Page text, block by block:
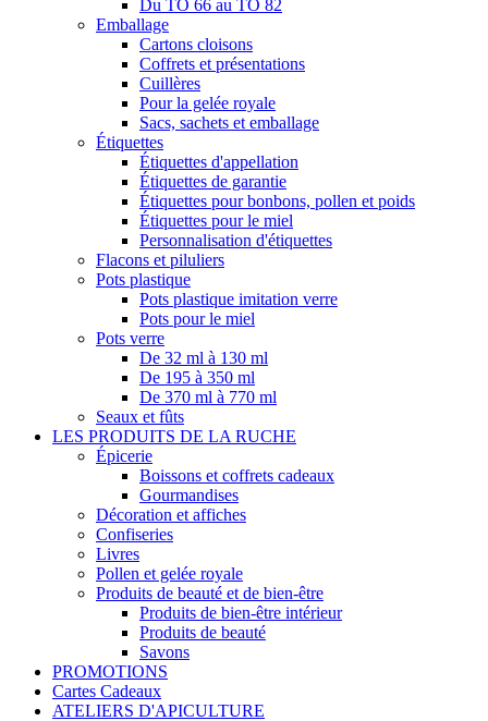
Du TO 66 au TO 82
Emballage
Cartons cloisons
Coffrets et présentations
Cuillères
Pour la gelée royale
Sacs, sachets et emballage
Étiquettes
Étiquettes d'appellation
Étiquettes de garantie
Étiquettes pour bonbons, pollen et poids
Étiquettes pour le miel
Personnalisation d'étiquettes
Flacons et piluliers
Pots plastique
Pots plastique imitation verre
Pots pour le miel
Pots verre
De 32 ml à 130 ml
De 195 à 350 ml
De 370 ml à 770 ml
Seaux et fûts
LES PRODUITS DE LA RUCHE
Épicerie
Boissons et coffrets cadeaux
Gourmandises
Décoration et affiches
Confiseries
Livres
Pollen et gelée royale
Produits de beauté et de bien-être
Produits de bien-être intérieur
Produits de beauté
Savons
PROMOTIONS
Cartes Cadeaux
ATELIERS D'APICULTURE